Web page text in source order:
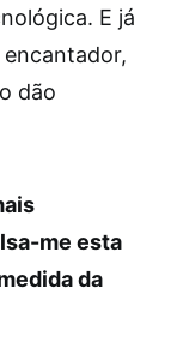
E já
dão
me esta
da